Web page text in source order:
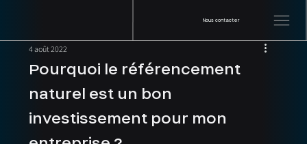
Nous contacter
Pourquoi le référencement
naturel est un bon
investissement pour mon
4 août 2022